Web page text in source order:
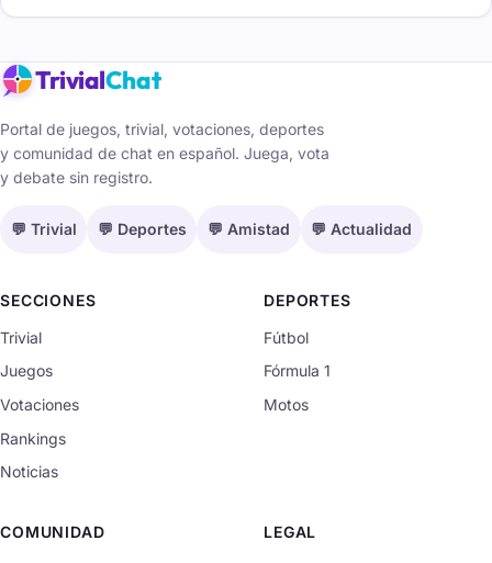
TrivialChat
Portal de juegos, trivial, votaciones, deportes
y comunidad de chat en español. Juega, vota
y debate sin registro.
💬 Trivial 💬 Deportes 💬 Amistad 💬 Actualidad
SECCIONES
Trivial
Juegos
Votaciones
Rankings
Noticias
DEPORTES
Fútbol
Fórmula 1
Motos
COMUNIDAD
LEGAL